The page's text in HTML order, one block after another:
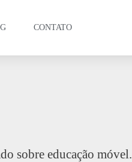
CONTATO
sobre educação móvel.